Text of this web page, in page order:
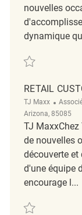
nouvelles
dynamique
Sauvegarder
RETAIL
TJ Maxx
Arizona, 85085
TJ
de nouvelles
découverte
d'une équipe
encourage l...
Sauvegarder